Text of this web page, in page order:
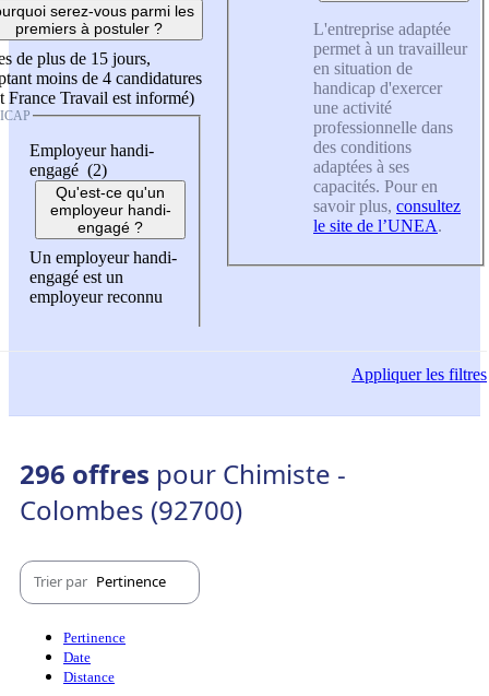
serez-vous parmi les
premiers à postuler ?
de plus de 15 jours,
moins de 4 candidatures
France Travail est informé)
Employeur handi-
engagé (2)
Qu'est-ce qu'un
employeur handi-
engagé ?
Un employeur handi-
engagé est un
employeur reconnu
L'entreprise adaptée
permet à un travailleur
en situation de
handicap d'exercer
une activité
professionnelle dans
des conditions
adaptées à ses
capacités. Pour en
savoir plus, consultez
le site de l’UNEA.
Appliquerles filtres
296 offres pour Chimiste -
Colombes (92700)
Trier par Pertinence
Pertinence
Date
Distance